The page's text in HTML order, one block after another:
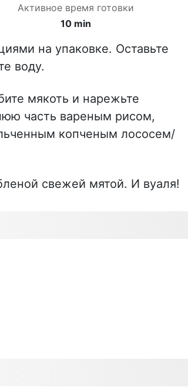
Активное время готовки
10 min
на упаковке. Оставьте
воду.
мякоть и нарежьте
часть вареным рисом,
копченым лососем/
свежей мятой. И вуаля!